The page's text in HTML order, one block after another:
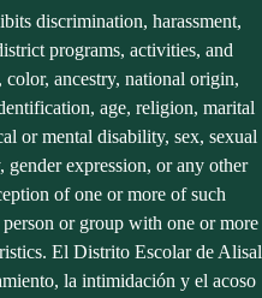
discrimination, harassment,
programs, activities, and
color, ancestry, national origin,
age, religion, marital
or mental disability, sex, sexual
expression, or any other
of one or more of such
or group with one or more
El Distrito Escolar de Alisal
la intimidación y el acoso